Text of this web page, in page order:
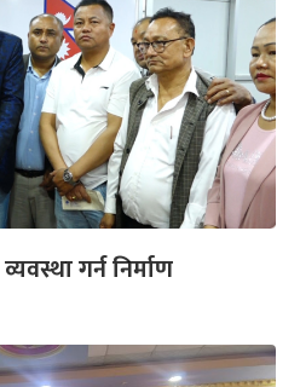
गर्न निर्माण